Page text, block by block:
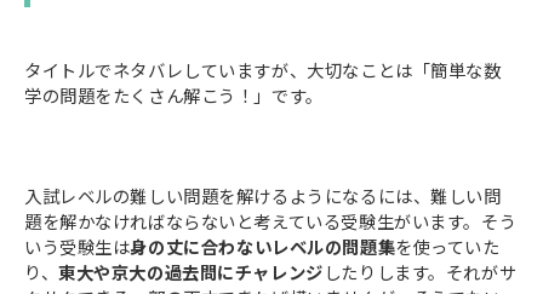
タイトルでネタバレしていますが、大切なことは「簡単な数
学の問題をたくさん解こう！」です。
入試レベルの難しい問題を解けるようになるには、難しい問
題を解かなければならないと考えている受験生がいます。そう
いう受験生は身の丈に合わないレベルの問題集を使っていた
り、東大や京大の過去問にチャレンジしたりします。それがサ